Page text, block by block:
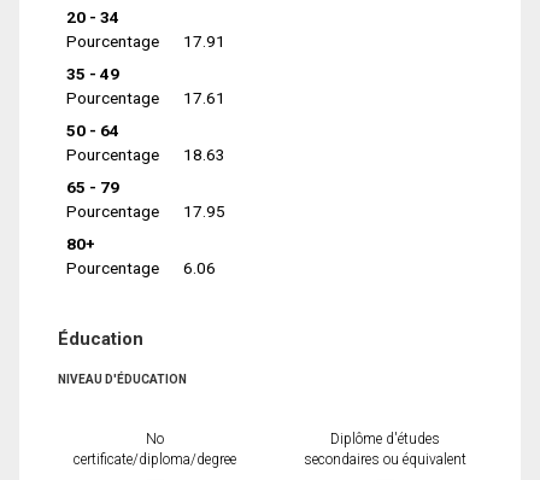
20 - 34
Pourcentage
17.91
35 - 49
Pourcentage
17.61
50 - 64
Pourcentage
18.63
65 - 79
Pourcentage
17.95
80+
Pourcentage
6.06
Éducation
NIVEAU D'ÉDUCATION
No
certificate/diploma/degree
Diplôme d'études
secondaires ou équivalent